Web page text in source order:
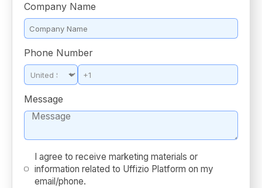
Company Name
Phone Number
Message
I agree to receive marketing materials or
information related to Uffizio Platform on my
email/phone.